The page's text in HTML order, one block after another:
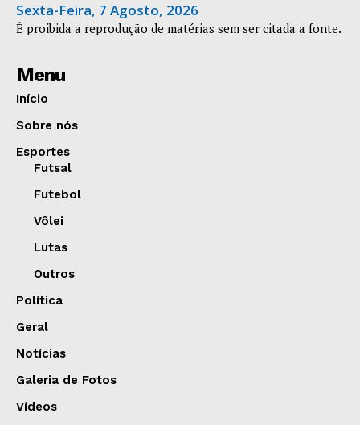
Sexta-Feira, 7 Agosto, 2026
É proibida a reprodução de matérias sem ser citada a fonte.
Menu
Início
Sobre nós
Esportes
Futsal
Futebol
Vôlei
Lutas
Outros
Política
Geral
Notícias
Galeria de Fotos
Vídeos